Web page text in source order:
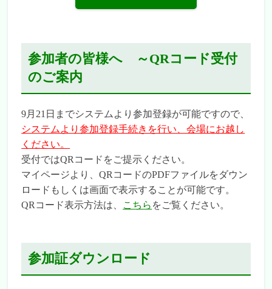
2025/5/30
2025/5/15
演題登録期間を延長しました。5月30日
（金）まで
演題登録・参加登録ページを公開しました。
4月10日（木）より登録を開始いたします。
2025/2/10
企業協賛ページを公開しました。
2024/12/25
第130回日本医学物理学会学術大会 特設サイ
参加者の皆様へ ～QRコード受付
のご案内
9月21日までシステムより参加登録が可能ですので、
システムより参加登録手続きを行い、会場にお越し
ください。
受付ではQRコードをご提示ください。
マイページより、QRコードのPDFファイルをダウン
ロードもしくは画面で表示することが可能です。
QRコード表示方法は、
こちら をご覧ください。
参加証ダウンロード